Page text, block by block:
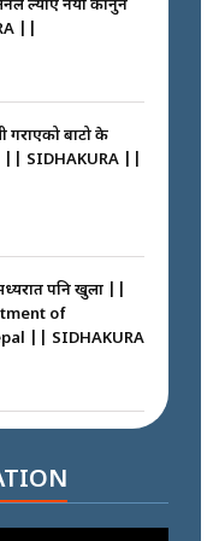
|| SIDHAKURA
तेल थप्ने ? WHATS
MADHESH ? ||
? || SUNSARI
ल्याए नयाँ कानुन
||
गराएको बाटो के
|| SIDHAKURA ||
पनि खुला ||
of
|| SIDHAKURA
SIDHAKURA ||